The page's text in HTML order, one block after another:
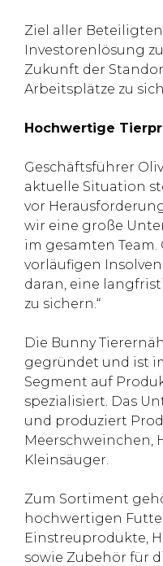
Ziel aller
Investorenlösung
Zukunft der
Arbeitsplätze zu
Hochwertige
Geschäftsführer
aktuelle Situation
vor
wir eine große
im gesamten
vorläufigen
daran, eine
zu sichern.“
Die Bunny
gegründet und ist
Segment auf
spezialisiert. Das
und produziert
Meerschweinchen,
Kleinsäuger.
Zum Sortiment
hochwertigen
Einstreuprodukte,
sowie Zubehör für